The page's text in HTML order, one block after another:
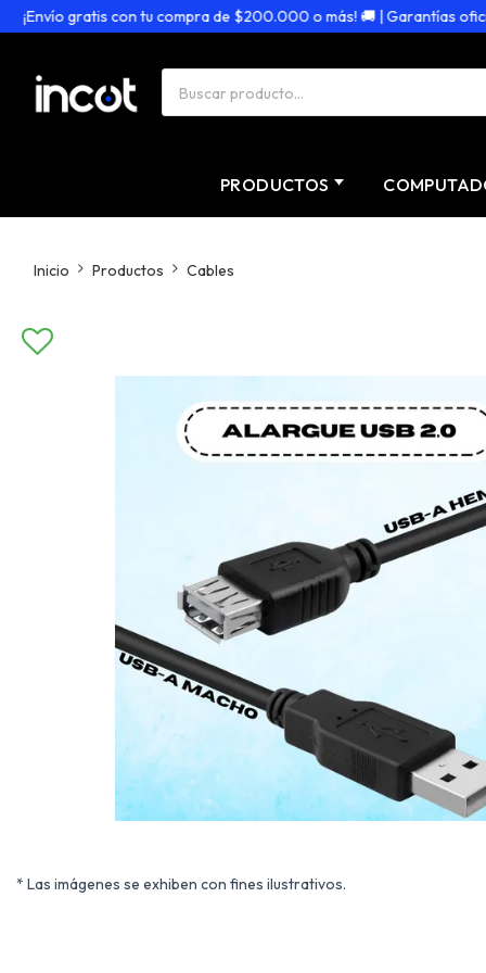
gratis con tu compra de $200.000 o más! 🚚 | Garantías
PRODUCTOS
Inicio Productos Cables
* Las imágenes se exhiben con fines ilustrativos.